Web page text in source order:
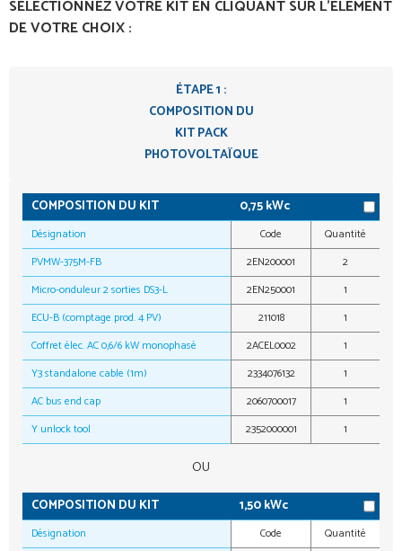
SÉLECTIONNEZ VOTRE KIT EN CLIQUANT SUR L’ÉLÉMENT
DE VOTRE CHOIX :
ÉTAPE 1 :
COMPOSITION DU
KIT PACK
PHOTOVOLTAÏQUE
COMPOSITION DU KIT 0,75 kWc
Désignation Code
Quantité
PVMW-375M-FB
2EN200001
2
Micro-onduleur 2 sorties DS3-L
2EN250001
1
ECU-B (comptage prod. 4 PV)
211018
1
Coffret élec. AC 0,6/6 kW monophasé
2ACEL0002
1
Y3 standalone cable (1m)
2334076132
1
AC bus end cap
2060700017
1
Y unlock tool
2352000001 1
OU
COMPOSITION DU KIT
1,50 kWc
Désignation Code
Quantité